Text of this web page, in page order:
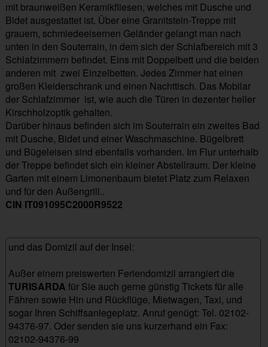
mit braunweißen Keramikfliesen, welches mit Dusche und
Bidet ausgestattet ist. Über eine Granitstein-Treppe mit
grauem, schmiedeeisernen Geländer gelangt man nach
unten in den Souterrain, in dem sich der Schlafbereich mit 3
Schlafzimmern befindet. Eins mit Doppelbett und die beiden
anderen mit zwei Einzelbetten. Jedes Zimmer hat einen
großen Kleiderschrank und einen Nachttisch. Das Mobilar
der Schlafzimmer ist, wie auch die Türen in dezenter heller
Kirschholzoptik gehalten.
Darüber hinaus befinden sich im Souterrain ein zweites Bad
mit Dusche, Bidet und einer Waschmaschine. Bügelbrett
und Bügeleisen sind ebenfalls vorhanden. Im Flur unterhalb
der Treppe befindet sich ein kleiner Abstellraum. Der kleine
Garten mit einem Limonenbaum bietet Platz zum Relaxen
und für den Außengrill..
CIN IT091095C2000R9522
und das Domizil auf der Insel:
Außer einem preiswerten Feriendomizil arrangiert die
TURISARDA für Sie auch gerne günstig Tickets für alle
Fähren sowie Hin und Rückflüge, Mietwagen, Taxi, und
sogar Ihren Schiffsanlegeplatz. Anruf genügt: Tel. 02102-
94376-97. Oder senden sie uns kurzerhand ein Fax:
02102-94376-99